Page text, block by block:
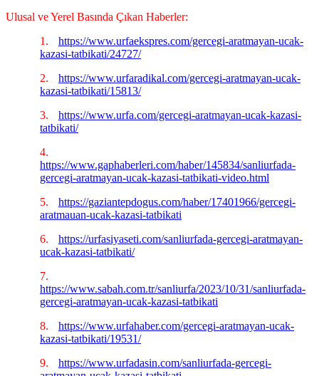
Ulusal ve Yerel Basında Çıkan Haberler:
1.
https://www.urfaekspres.com/gercegi-aratmayan-ucak-
kazasi-tatbikati/24727/
2.
https://www.urfaradikal.com/gercegi-aratmayan-ucak-
kazasi-tatbikati/15813/
3.
https://www.urfa.com/gercegi-aratmayan-ucak-kazasi-
tatbikati/
4.
https://www.gaphaberleri.com/haber/145834/sanliurfada-
gercegi-aratmayan-ucak-kazasi-tatbikati-video.html
5.
https://gaziantepdogus.com/haber/17401966/gercegi-
aratmauan-ucak-kazasi-tatbikati
6.
https://urfasiyaseti.com/sanliurfada-gercegi-aratmayan-
ucak-kazasi-tatbikati/
7.
https://www.sabah.com.tr/sanliurfa/2023/10/31/sanliurfada-
gercegi-aratmayan-ucak-kazasi-tatbikati
8.
https://www.urfahaber.com/gercegi-aratmayan-ucak-
kazasi-tatbikati/19531/
9.
https://www.urfadasin.com/sanliurfada-gercegi-